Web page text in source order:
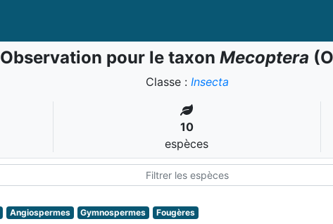
Observation pour le taxon Mecoptera
Classe : Insecta
10
espèces
Angiospermes Gymnospermes Fougères